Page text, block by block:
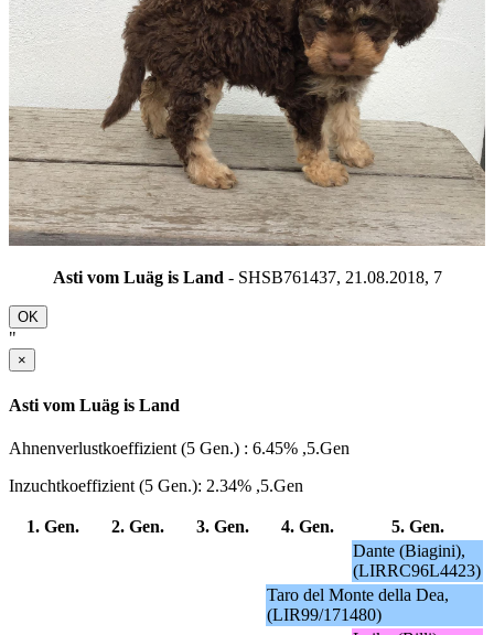
Asti vom Luäg is Land - SHSB761437, 21.08.2018, 7
OK
"
×
Asti vom Luäg is Land
Ahnenverlustkoeffizient (5 Gen.) : 6.45% ,5.Gen
Inzuchtkoeffizient (5 Gen.): 2.34% ,5.Gen
1. Gen. 2. Gen. 3. Gen. 4. Gen.
5. Gen.
Dante (Biagini),
(LIRRC96L4423)
Taro del Monte della Dea,
(LIR99/171480)